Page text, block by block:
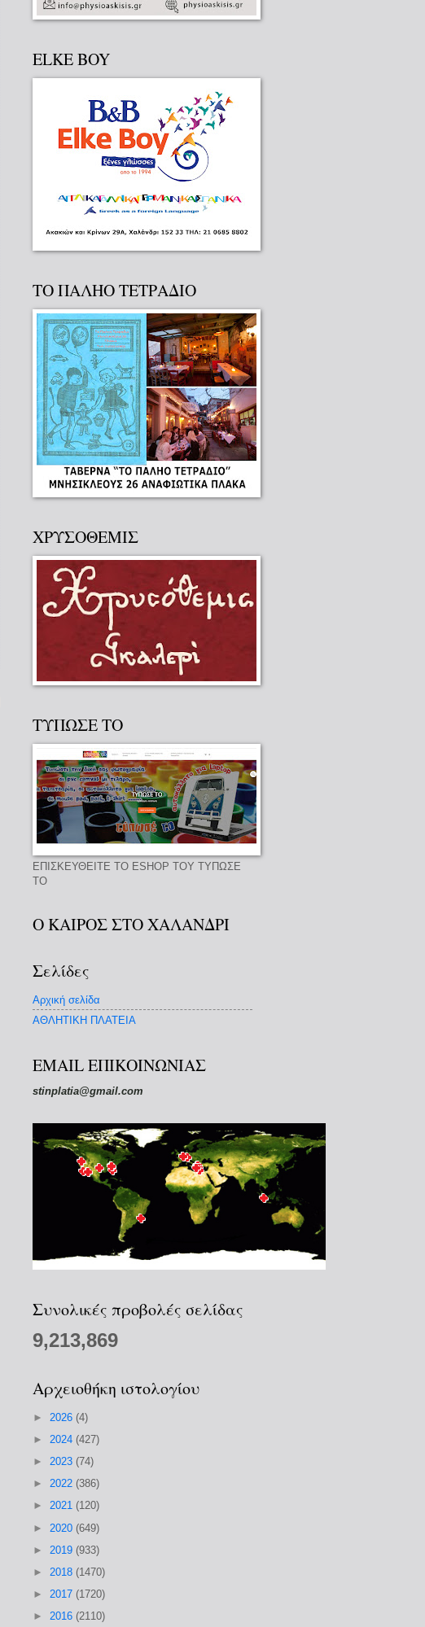
ELKE BOY
ΤΟ ΠΑΛΗΟ ΤΕΤΡΑΔΙΟ
ΧΡΥΣΟΘΕΜΙΣ
ΤΥΠΩΣΕ ΤΟ
ΕΠΙΣΚΕΥΘΕΙΤΕ ΤΟ ESHOP ΤΟΥ ΤΥΠΩΣΕ
ΤΟ
Ο ΚΑΙΡΟΣ ΣΤΟ ΧΑΛΑΝΔΡΙ
Σελίδες
Αρχική σελίδα
ΑΘΛΗΤΙΚΗ ΠΛΑΤΕΙΑ
EMAIL ΕΠΙΚΟΙΝΩΝΙΑΣ
stinplatia@gmail.com
Συνολικές προβολές σελίδας
9,213,869
Αρχειοθήκη ιστολογίου
► 2026 (4)
► 2024 (427)
► 2023 (74)
► 2022 (386)
► 2021 (120)
► 2020 (649)
► 2019 (933)
► 2018 (1470)
► 2017 (1720)
► 2016 (2110)